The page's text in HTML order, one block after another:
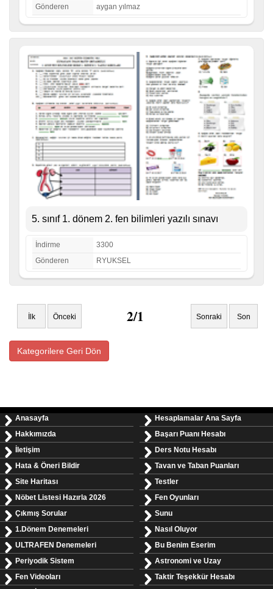
Gönderen
aygan yılmaz
5. sınıf 1. dönem 2. fen bilimleri yazılı sınavı
İndirme
3300
Gönderen
RYUKSEL
İlk Önceki 2/1 Sonraki Son
Kategorilere Geri Dön
Anasayfa
Hakkımızda
İletişim
Hata & Öneri Bildir
Site Haritası
Nöbet Listesi Hazırla 2026
Çıkmış Sorular
1.Dönem Denemeleri
ULTRAFEN Denemeleri
Periyodik Sistem
Fen Videoları
Hesaplamalar Ana Sayfa
Başarı Puanı Hesabı
Ders Notu Hesabı
Tavan ve Taban Puanları
Testler
Fen Oyunları
Sunu
Nasıl Oluyor
Bu Benim Eserim
Astronomi ve Uzay
Taktir Teşekkür Hesabı